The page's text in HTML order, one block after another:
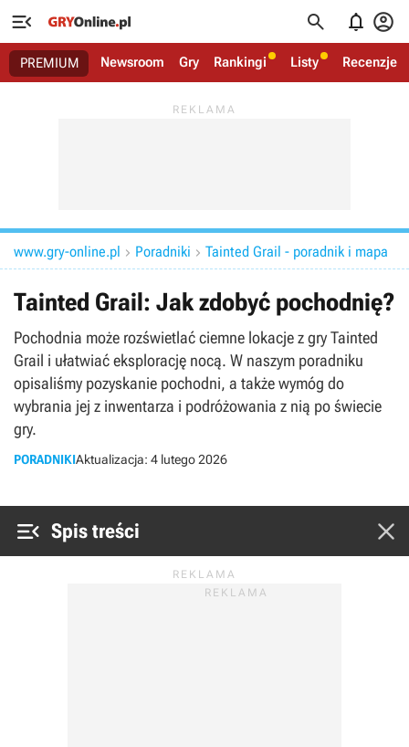
   
PREMIUM Newsroom Gry Rankingi Listy Recenzje
www.gry-online.pl  Poradniki  Tainted Grail - poradnik i mapa
Tainted Grail: Jak zdobyć pochodnię?
Pochodnia może rozświetlać ciemne lokacje z gry Tainted
Grail i ułatwiać eksplorację nocą. W naszym poradniku
opisaliśmy pozyskanie pochodni, a także wymóg do
wybrania jej z inwentarza i podróżowania z nią po świecie
gry.
PORADNIKIAktualizacja: 4 lutego 2026
 Spis treści 